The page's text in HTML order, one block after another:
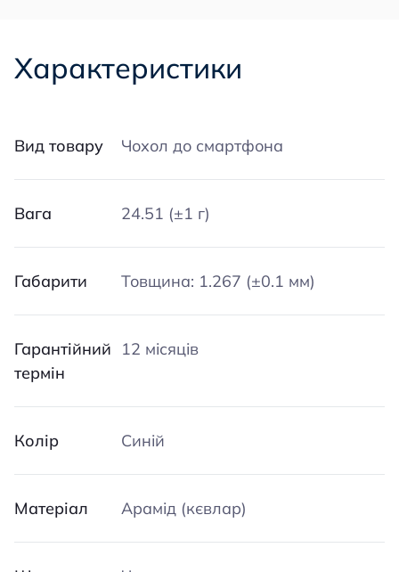
Характеристики
Вид товару Чохол до смартфона
Вага 24.51 (±1 г)
Габарити Товщина: 1.267 (±0.1 мм)
Гарантійний
термін
12 місяців
Колір Синій
Матеріал Арамід (кєвлар)